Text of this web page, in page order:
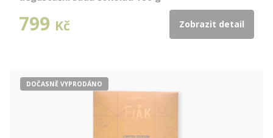
799 Kč Zobrazit detail
DOČASNĚ VYPRODÁNO